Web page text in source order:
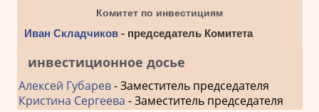
Комитет по инвестициям
Иван Складчиков- председатель Комитета
инвестиционное досье
Алексей Губарев- Заместитель председателя
Кристина Сергеева - Заместитель председателя